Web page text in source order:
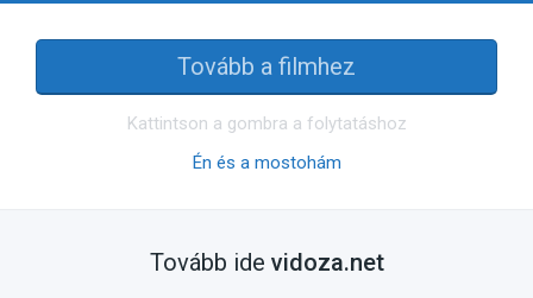
Tovább a filmhez
Kattintson a gombra a folytatáshoz
Én és a mostohám
Tovább ide vidoza.net